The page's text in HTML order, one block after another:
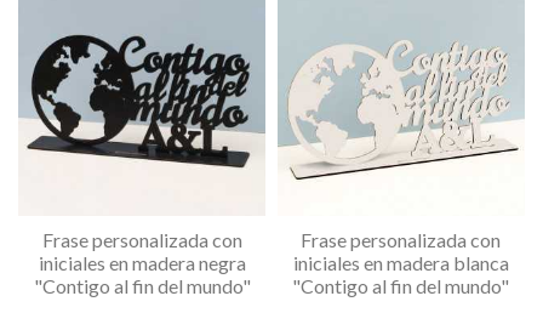
Frase personalizada con
iniciales en madera negra
"Contigo al fin del mundo"
Frase personalizada con
iniciales en madera blanca
"Contigo al fin del mundo"